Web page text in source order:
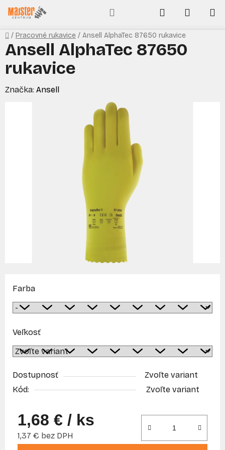
Prejsť
na
obsah
Hľadať
KOŠÍK
Domov
/ Pracovné rukavice / Ansell AlphaTec 87650 rukavice
Farba
Veľkosť
Dostupnosť
Zvoľte variant
Kód:
Zvoľte variant
1,68 € / ks
1,37 € bez DPH
Ansell AlphaTec 87650
rukavice
Značka: Ansell